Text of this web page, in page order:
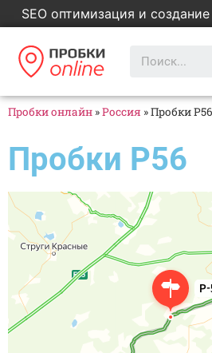
SEO оптимизация и
Пробки онлайн »Россия »Пробки Р56
Пробки Р56
Яндекс Карты
деревня Лобок: как доехать на
или пешком – Яндекс Карты